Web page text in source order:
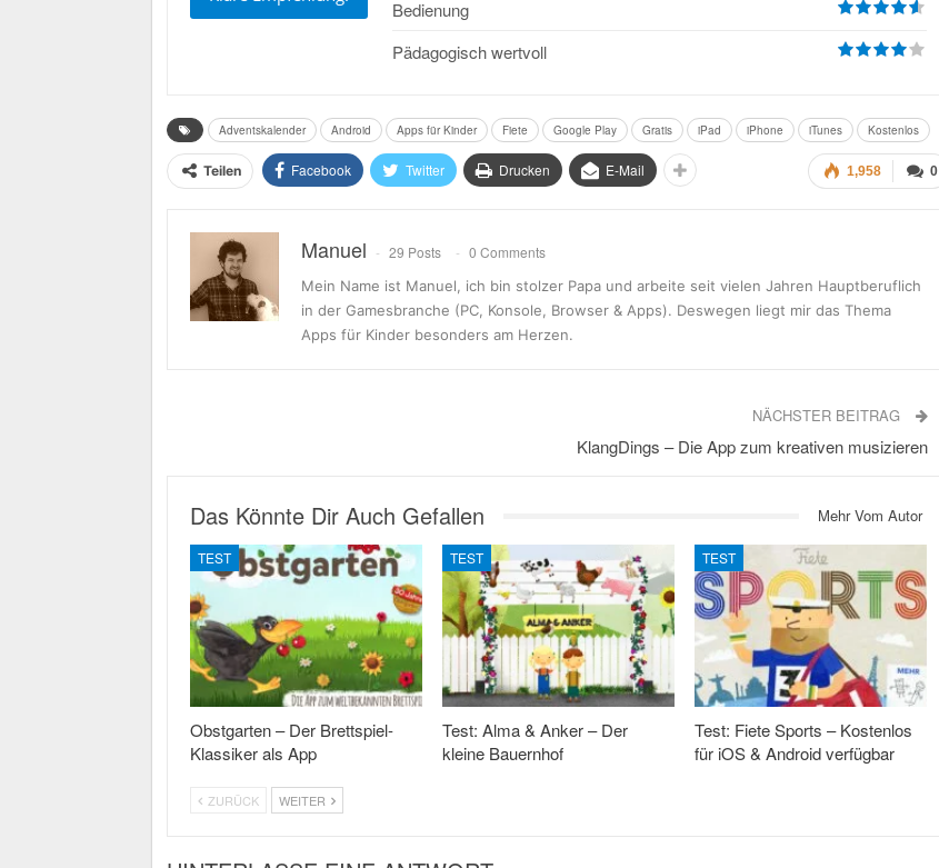
Bedienung
Pädagogisch wertvoll
Adventskalender Android Apps für Kinder Fiete Google Play Gratis iPad iPhone iTunes Kostenlos
0
1,958
Teilen Facebook Twitter Drucken E-Mail
Manuel 29 Posts 0 Comments
Mein Name ist Manuel, ich bin stolzer Papa und arbeite seit vielen Jahren Hauptberuflich
in der Gamesbranche (PC, Konsole, Browser & Apps). Deswegen liegt mir das Thema
Apps für Kinder besonders am Herzen.
NÄCHSTER BEITRAG
KlangDings – Die App zum kreativen musizieren
Das Könnte Dir Auch Gefallen Mehr Vom Autor
TEST
Obstgarten – Der Brettspiel-
Klassiker als App
TEST
Test: Alma & Anker – Der
kleine Bauernhof
TEST
Test: Fiete Sports – Kostenlos
für iOS & Android verfügbar
ZURÜCK WEITER